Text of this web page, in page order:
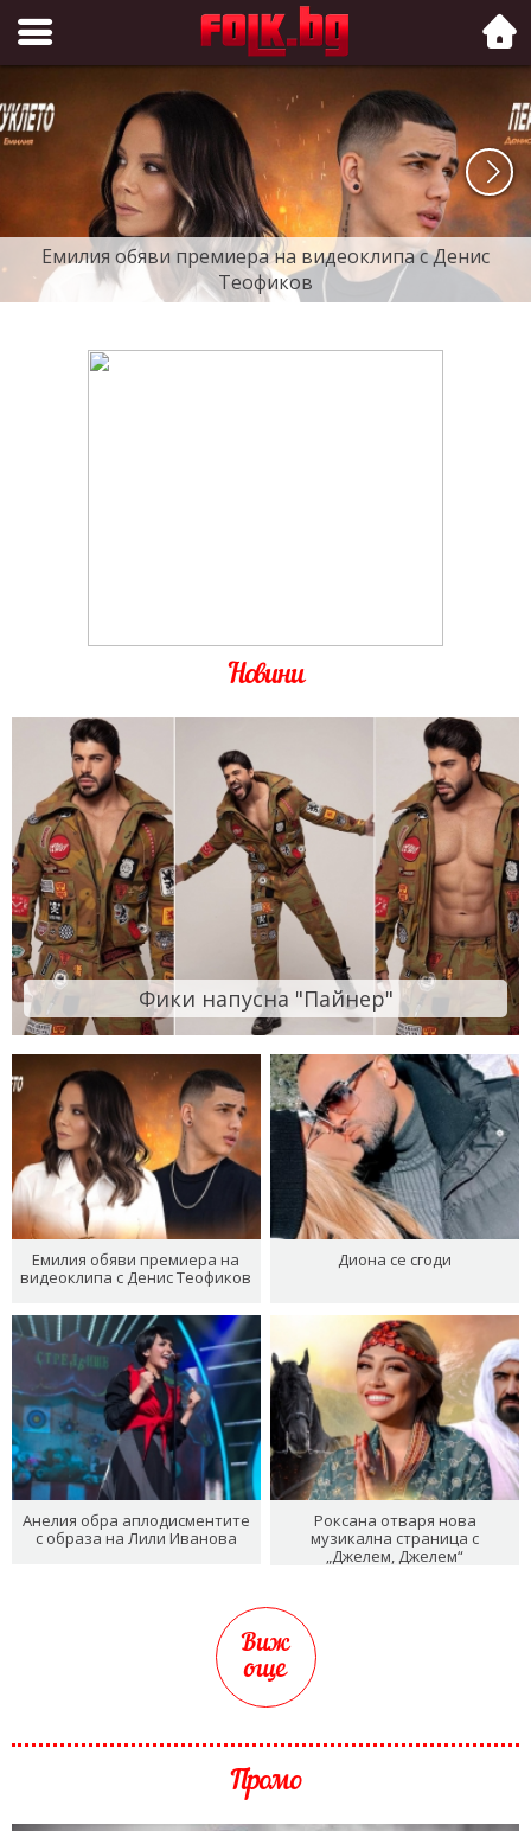
Folk.bg
Емилия обяви премиера на видеоклипа с Денис
Теофиков
Новини
Фики напусна "Пайнер"
Емилия обяви премиера на
видеоклипа с Денис Теофиков
Диона се сгоди
Анелия обра аплодисментите
с образа на Лили Иванова
Роксана отваря нова
музикална страница с
„Джелем, Джелем“
Виж
още
Промо